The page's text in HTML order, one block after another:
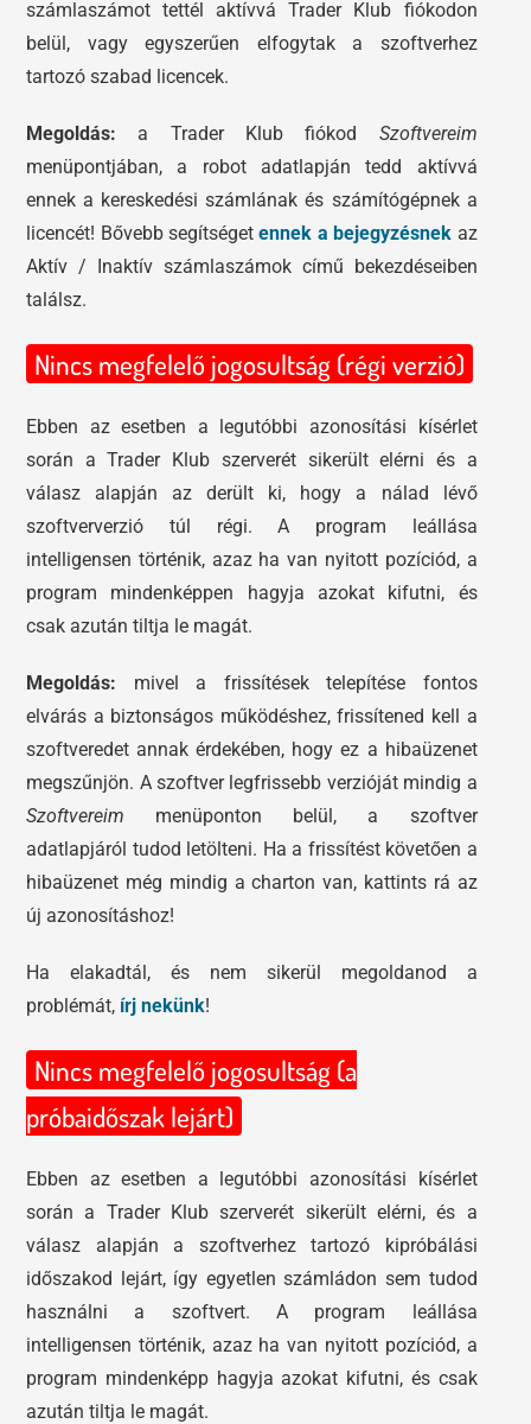
számlaszámot tettél aktívvá Trader Klub fiókodon
belül, vagy egyszerűen elfogytak a szoftverhez
tartozó szabad licencek.
Megoldás: a Trader Klub fiókod Szoftvereim
menüpontjában, a robot adatlapján tedd aktívvá
ennek a kereskedési számlának és számítógépnek a
licencét! Bővebb segítségetennek a bejegyzésnek az
Aktív / Inaktív számlaszámok című bekezdéseiben
találsz.
Nincs megfelelő jogosultság (régi verzió)
Ebben az esetben a legutóbbi azonosítási kísérlet
során a Trader Klub szerverét sikerült elérni és a
válasz alapján az derült ki, hogy a nálad lévő
szoftververzió túl régi. A program leállása
intelligensen történik, azaz ha van nyitott pozíciód, a
program mindenképpen hagyja azokat kifutni, és
csak azután tiltja le magát.
Megoldás: mivel a frissítések telepítése fontos
elvárás a biztonságos működéshez, frissítened kell a
szoftveredet annak érdekében, hogy ez a hibaüzenet
megszűnjön. A szoftver legfrissebb verzióját mindig a
Szoftvereim menüponton belül, a szoftver
adatlapjáról tudod letölteni. Ha a frissítést követően a
hibaüzenet még mindig a charton van, kattints rá az
új azonosításhoz!
Ha elakadtál, és nem sikerül megoldanod a
problémát, írj nekünk!
Nincs megfelelő jogosultság (a
próbaidőszak lejárt)
Ebben az esetben a legutóbbi azonosítási kísérlet
során a Trader Klub szerverét sikerült elérni, és a
válasz alapján a szoftverhez tartozó kipróbálási
időszakod lejárt, így egyetlen számládon sem tudod
használni a szoftvert. A program leállása
intelligensen történik, azaz ha van nyitott pozíciód, a
program mindenképp hagyja azokat kifutni, és csak
azután tiltja le magát.